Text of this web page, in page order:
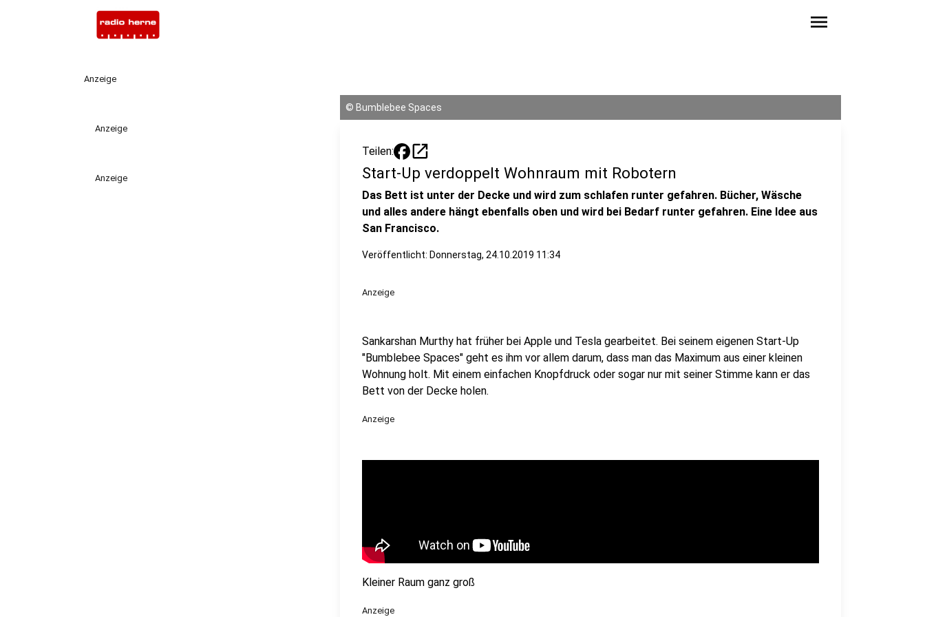
menu
Anzeige
Anzeige
Anzeige
© Bumblebee Spaces
Teilen: open_in_new
Start-Up verdoppelt Wohnraum mit Robotern
Das Bett ist unter der Decke und wird zum schlafen runter gefahren. Bücher, Wäsche
und alles andere hängt ebenfalls oben und wird bei Bedarf runter gefahren. Eine Idee aus
San Francisco.
Veröffentlicht: Donnerstag, 24.10.2019 11:34
Anzeige
Sankarshan Murthy hat früher bei Apple und Tesla gearbeitet. Bei seinem eigenen Start-Up
"Bumblebee Spaces" geht es ihm vor allem darum, dass man das Maximum aus einer kleinen
Wohnung holt. Mit einem einfachen Knopfdruck oder sogar nur mit seiner Stimme kann er das
Bett von der Decke holen.
Anzeige
Kleiner Raum ganz groß
Anzeige